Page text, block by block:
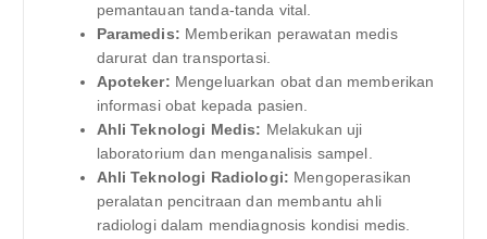
pemantauan tanda-tanda vital.
Paramedis: Memberikan perawatan medis
darurat dan transportasi.
Apoteker: Mengeluarkan obat dan memberikan
informasi obat kepada pasien.
Ahli Teknologi Medis: Melakukan uji
laboratorium dan menganalisis sampel.
Ahli Teknologi Radiologi: Mengoperasikan
peralatan pencitraan dan membantu ahli
radiologi dalam mendiagnosis kondisi medis.